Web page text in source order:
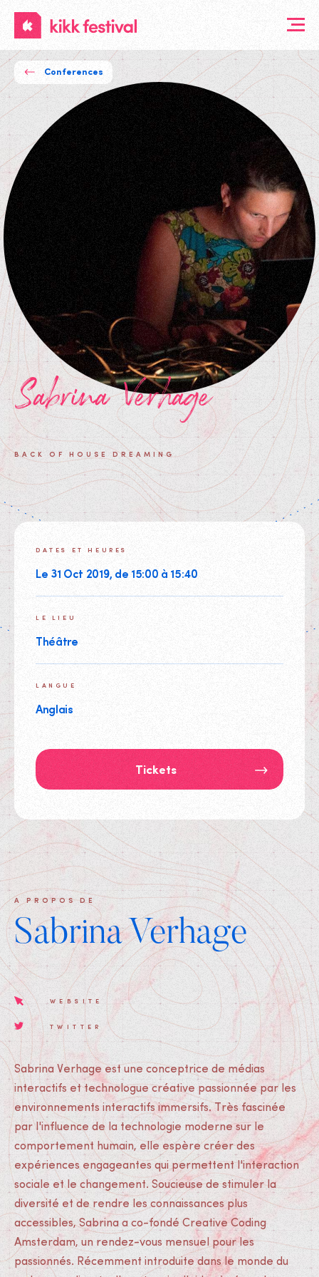
KIKK
Festival
Conferences
Sabrina Verhage
BACK OF HOUSE DREAMING
DATES ET HEURES
Le 31 Oct 2019, de 15:00 à 15:40
LE LIEU
Théâtre
LANGUE
Anglais
Tickets
A PROPOS DE
Sabrina Verhage
WEBSITE
TWITTER
Sabrina Verhage est une conceptrice de médias
interactifs et technologue créative passionnée par les
environnements interactifs immersifs. Très fascinée
par l'influence de la technologie moderne sur le
comportement humain, elle espère créer des
expériences engageantes qui permettent l'interaction
sociale et le changement. Soucieuse de stimuler la
diversité et de rendre les connaissances plus
accessibles, Sabrina a co-fondé Creative Coding
Amsterdam, un rendez-vous mensuel pour les
passionnés. Récemment introduite dans le monde du